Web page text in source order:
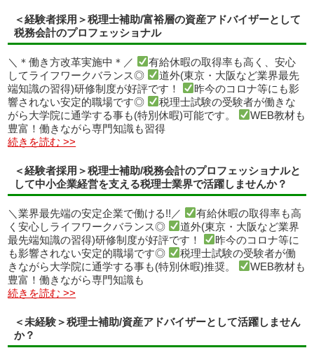
＜経験者採用＞税理士補助/富裕層の資産アドバイザーとして
税務会計のプロフェッショナル
＼＊働き方改革実施中＊／
有給休暇の取得率も高く、安心
してライフワークバランス◎
道外(東京・大阪など業界最先
端知識の習得)研修制度が好評です！
昨今のコロナ等にも影
響されない安定的職場です◎
税理士試験の受験者が働きな
がら大学院に通学する事も(特別休暇)可能です。
WEB教材も
豊富！働きながら専門知識も習得
続きを読む >>
＜経験者採用＞税理士補助/税務会計のプロフェッショナルと
して中小企業経営を支える税理士業界で活躍しませんか？
＼業界最先端の安定企業で働ける!!／
有給休暇の取得率も高
く安心しライフワークバランス◎
道外(東京・大阪など業界
最先端知識の習得)研修制度が好評です！
昨今のコロナ等に
も影響されない安定的職場です◎
税理士試験の受験者が働
きながら大学院に通学する事も(特別休暇)推奨。
WEB教材も
豊富！働きながら専門知識も
続きを読む >>
＜未経験＞税理士補助/資産アドバイザーとして活躍しません
か？